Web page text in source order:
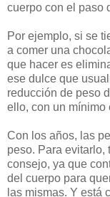
cuerpo con el paso
Por ejemplo, si se
a comer una
que hacer es
ese dulce que
reducción de peso
ello, con un mínimo
Con los años, las
peso. Para evitarlo,
consejo, ya que
del cuerpo para
las mismas. Y está